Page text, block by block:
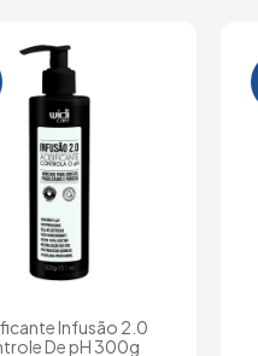
Infusão 2.0
De pH 300g